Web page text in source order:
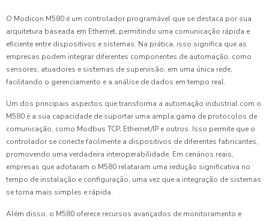
O Modicon M580 é um controlador programável que se destaca por sua
arquitetura baseada em Ethernet, permitindo uma comunicação rápida e
eficiente entre dispositivos e sistemas. Na prática, isso significa que as
empresas podem integrar diferentes componentes de automação, como
sensores, atuadores e sistemas de supervisão, em uma única rede,
facilitando o gerenciamento e a análise de dados em tempo real.
Um dos principais aspectos que transforma a automação industrial com o
M580 é a sua capacidade de suportar uma ampla gama de protocolos de
comunicação, como Modbus TCP, Ethernet/IP e outros. Isso permite que o
controlador se conecte facilmente a dispositivos de diferentes fabricantes,
promovendo uma verdadeira interoperabilidade. Em cenários reais,
empresas que adotaram o M580 relataram uma redução significativa no
tempo de instalação e configuração, uma vez que a integração de sistemas
se torna mais simples e rápida.
Além disso, o M580 oferece recursos avançados de monitoramento e